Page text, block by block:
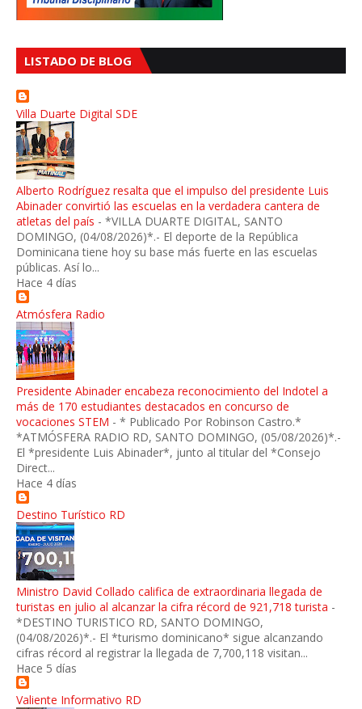
LISTADO DE BLOG
Villa Duarte Digital SDE
Alberto Rodríguez resalta que el impulso del presidente Luis
Abinader convirtió las escuelas en la verdadera cantera de
atletas del país - *VILLA DUARTE DIGITAL, SANTO
DOMINGO, (04/08/2026)*.- El deporte de la República
Dominicana tiene hoy su base más fuerte en las escuelas
públicas. Así lo...
Hace 4 días
Atmósfera Radio
Presidente Abinader encabeza reconocimiento del Indotel a
más de 170 estudiantes destacados en concurso de
vocaciones STEM - * Publicado Por Robinson Castro.*
*ATMÓSFERA RADIO RD, SANTO DOMINGO, (05/08/2026)*.-
El *presidente Luis Abinader*, junto al titular del *Consejo
Direct...
Hace 4 días
Destino Turístico RD
Ministro David Collado califica de extraordinaria llegada de
turistas en julio al alcanzar la cifra récord de 921,718 turista -
*DESTINO TURISTICO RD, SANTO DOMINGO,
(04/08/2026)*.- El *turismo dominicano* sigue alcanzando
cifras récord al registrar la llegada de 7,700,118 visitan...
Hace 5 días
Valiente Informativo RD